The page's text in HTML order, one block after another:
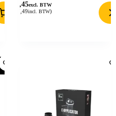
14,45excl. BTW
17,49incl. BTW)